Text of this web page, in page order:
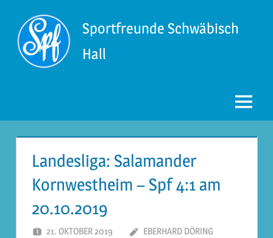
Inhalt
springen
Sportfreunde Schwäbisch
Hall
Menü
Landesliga: Salamander
Kornwestheim – Spf 4:1 am
20.10.2019
21. OKTOBER 2019 EBERHARD DÖRING